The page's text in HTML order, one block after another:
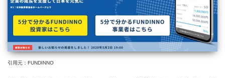
引用元：FUNDINNO